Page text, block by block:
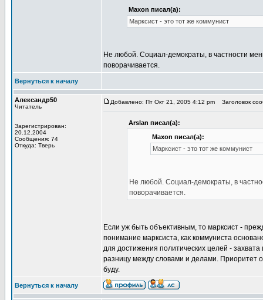
Maxon писал(а):
Марксист - это тот же коммунист
Не любой. Социал-демократы, в частности
поворачивается.
Вернуться к началу
Александр50
Читатель
Зарегистрирован:
20.12.2004
Сообщения: 74
Откуда: Тверь
Добавлено: Пт Окт 21, 2005 4:12 pm Заголовок
Arslan писал(а):
Maxon писал(а):
Марксист - это тот же коммунист
Не любой. Социал-демократы, в
поворачивается.
Если уж быть объективным, то марксист -
понимание марксиста, как коммуниста
для достижения политических целей -
разницу между словами и делами. Приоритет
буду.
Вернуться к началу